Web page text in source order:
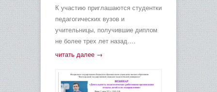
К участию приглашаются студентки
педагогических вузов и
учительницы, получившие диплом
не более трех лет назад.…
читать далее →